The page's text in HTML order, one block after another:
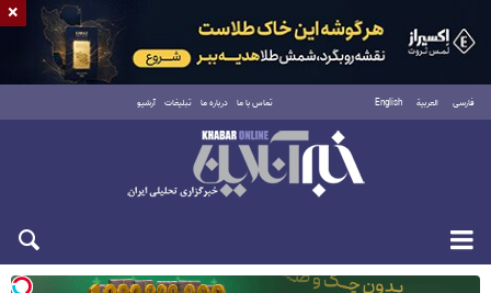
فارسی العربية English تماس با ما درباره ما تبلیغات آرشیو
یکشنبه ۱۸ مرداد ۱۴۰۵
×